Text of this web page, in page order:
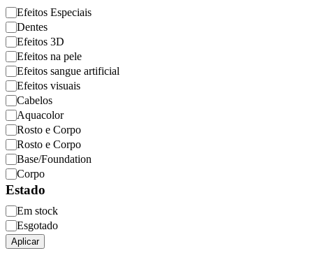
chosen
page
Categoria
Efeitos Especiais
Dentes
Efeitos 3D
Efeitos na pele
Efeitos sangue artificial
Efeitos visuais
Cabelos
Aquacolor
Rosto e Corpo
Rosto e Corpo
Base/Foundation
Corpo
Estado
Disponibilidade
Em stock
Esgotado
Aplicar